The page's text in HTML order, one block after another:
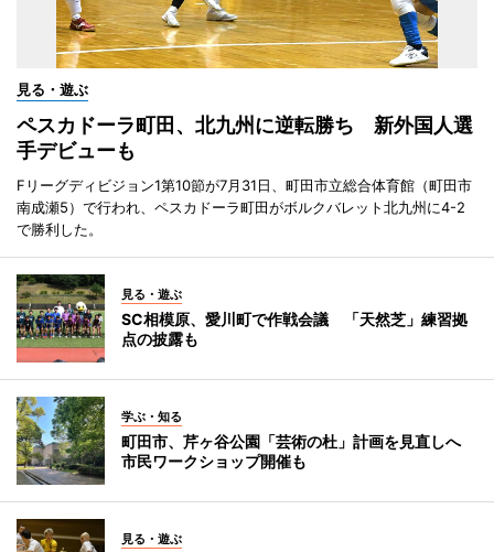
見る・遊ぶ
ペスカドーラ町田、北九州に逆転勝ち 新外国人選
手デビューも
Fリーグディビジョン1第10節が7月31日、町田市立総合体育館（町田市
南成瀬5）で行われ、ペスカドーラ町田がボルクバレット北九州に4-2
で勝利した。
見る・遊ぶ
SC相模原、愛川町で作戦会議 「天然芝」練習拠
点の披露も
学ぶ・知る
町田市、芹ヶ谷公園「芸術の杜」計画を見直しへ
市民ワークショップ開催も
見る・遊ぶ